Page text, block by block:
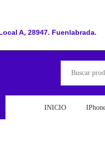
A, 28947. Fuenlabrada.
INICIO